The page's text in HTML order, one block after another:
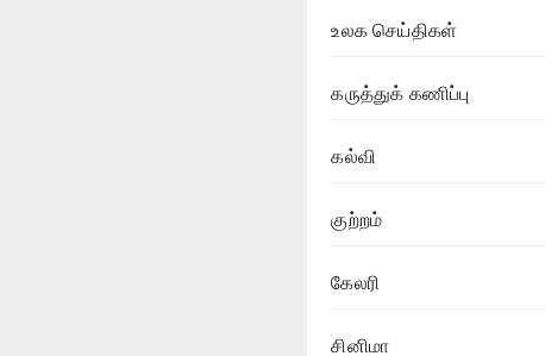
உலக செய்திகள்
கருத்துக் கணிப்பு
கல்வி
குற்றம்
கேலரி
சினிமா